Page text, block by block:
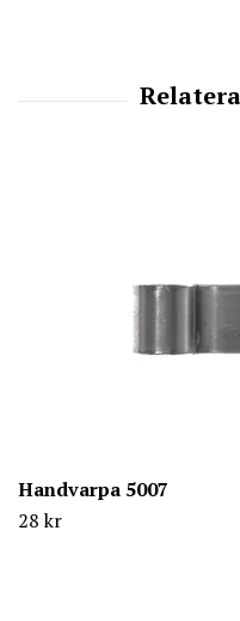
Handvarpa 5007
28 kr